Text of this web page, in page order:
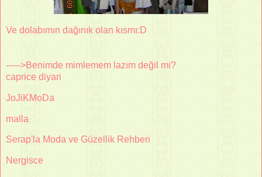
Ve dolabımın dağınık olan kısmı:D
----->Benimde mimlemem lazım değil mi?
caprice diyari
JoJiKMoDa
malla
Serap'la Moda ve Güzellik Rehberi
Nergisce